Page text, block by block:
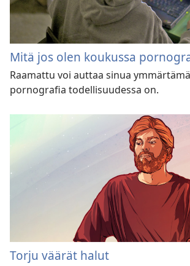
Mitä jos olen koukussa
Raamattu voi auttaa sinua
pornografia todellisuudessa on.
Torju väärät halut